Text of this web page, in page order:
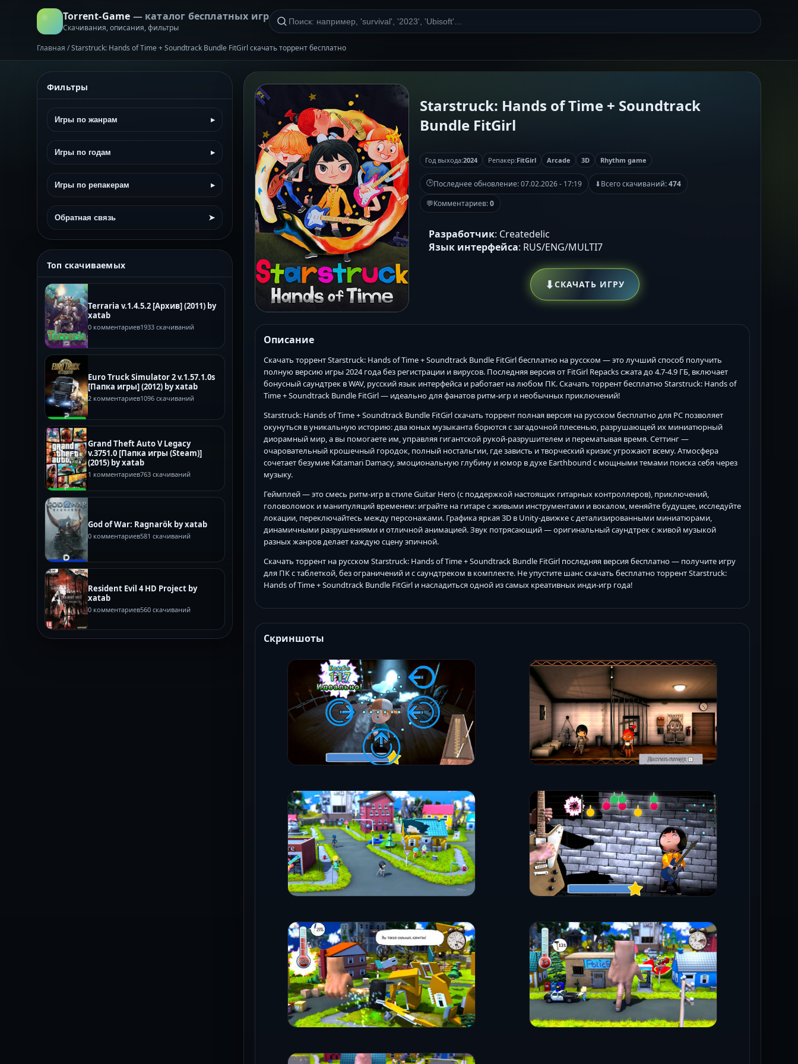
Torrent-Game — каталог бесплатных игр
Скачивания, описания, фильтры
Главная /Starstruck: Hands of Time + Soundtrack Bundle FitGirl скачать торрент бесплатно
Фильтры
Игры по жанрам ▸
Игры по годам ▸
Игры по репакерам ▸
Обратная связь ➤
Топ скачиваемых
Terraria v.1.4.5.2 [Архив] (2011) by
xatab
0 комментариев1933 скачиваний
Euro Truck Simulator 2 v.1.57.1.0s
[Папка игры] (2012) by xatab
2 комментариев1096 скачиваний
Grand Theft Auto V Legacy
v.3751.0 [Папка игры (Steam)]
(2015) by xatab
1 комментариев763 скачиваний
God of War: Ragnarök by xatab
0 комментариев581 скачиваний
Resident Evil 4 HD Project by
xatab
0 комментариев560 скачиваний
Starstruck: Hands of Time + Soundtrack
Bundle FitGirl
Год выхода:2024 Репакер:FitGirl Arcade 3D Rhythm game
🕒Последнее обновление:07.02.2026 - 17:19 ⬇Всего скачиваний:474
💬Комментариев:0
Разработчик: Createdelic
Язык интерфейса: RUS/ENG/MULTI7
⬇СКАЧАТЬ ИГРУ
Описание
Скачать торрент Starstruck: Hands of Time + Soundtrack Bundle FitGirl бесплатно на русском — это лучший способ получить
полную версию игры 2024 года без регистрации и вирусов. Последняя версия от FitGirl Repacks сжата до 4.7-4.9 ГБ, включает
бонусный саундтрек в WAV, русский язык интерфейса и работает на любом ПК. Скачать торрент бесплатно Starstruck: Hands of
Time + Soundtrack Bundle FitGirl — идеально для фанатов ритм-игр и необычных приключений!
Starstruck: Hands of Time + Soundtrack Bundle FitGirl скачать торрент полная версия на русском бесплатно для PC позволяет
окунуться в уникальную историю: два юных музыканта борются с загадочной плесенью, разрушающей их миниатюрный
диорамный мир, а вы помогаете им, управляя гигантской рукой-разрушителем и перематывая время. Сеттинг —
очаровательный крошечный городок, полный ностальгии, где зависть и творческий кризис угрожают всему. Атмосфера
сочетает безумие Katamari Damacy, эмоциональную глубину и юмор в духе Earthbound с мощными темами поиска себя через
музыку.
Геймплей — это смесь ритм-игр в стиле Guitar Hero (с поддержкой настоящих гитарных контроллеров), приключений,
головоломок и манипуляций временем: играйте на гитаре с живыми инструментами и вокалом, меняйте будущее, исследуйте
локации, переключайтесь между персонажами. Графика яркая 3D в Unity-движке с детализированными миниатюрами,
динамичными разрушениями и отличной анимацией. Звук потрясающий — оригинальный саундтрек с живой музыкой
разных жанров делает каждую сцену эпичной.
Скачать торрент на русском Starstruck: Hands of Time + Soundtrack Bundle FitGirl последняя версия бесплатно — получите игру
для ПК с таблеткой, без ограничений и с саундтреком в комплекте. Не упустите шанс скачать бесплатно торрент Starstruck:
Hands of Time + Soundtrack Bundle FitGirl и насладиться одной из самых креативных инди-игр года!
Скриншоты